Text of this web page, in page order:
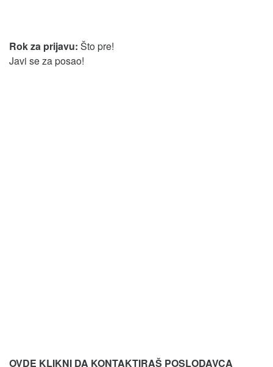
Rok za prijavu: Što pre!
Javi se za posao!
OVDE KLIKNI DA KONTAKTIRAŠ POSLODAVCA